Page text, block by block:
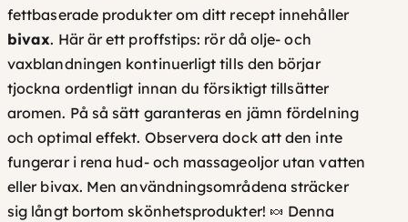
fettbaserade produkter om ditt recept innehåller
bivax. Här är ett proffstips: rör då olje- och
vaxblandningen kontinuerligt tills den börjar
tjockna ordentligt innan du försiktigt tillsätter
aromen. På så sätt garanteras en jämn fördelning
och optimal effekt. Observera dock att den inte
fungerari rena hud- och massageoljor utan vatten
eller bivax. Men användningsområdena sträcker
sig långt bortom skönhetsprodukter! 🍬 Denna